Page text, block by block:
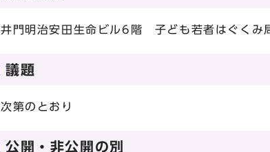
井門明治安田生命ビル6階 子ども若者はぐくみ
議題
次第のとおり
公開・非公開の別